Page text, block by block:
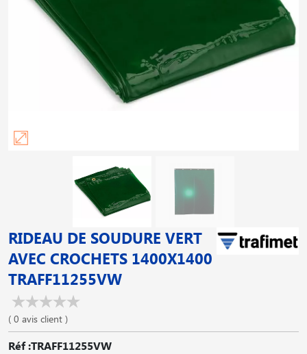
RIDEAU DE SOUDURE VERT
AVEC CROCHETS 1400X1400
TRAFF11255VW
( 0 avis client )
Réf :TRAFF11255VW